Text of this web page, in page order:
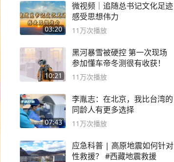
03:20
微视频｜追随总书记文化足迹
感受思想伟力
11万次播放
10:21
黑河暴雪被硬控 第一次现场
参加懂车帝冬测很有收获！
11万次播放
07:43
李胤志：在北京，我比台湾的
同龄人有更多选择
11万次播放
应急科普 | 高原地震如何针对
性救援？ #西藏地震救援